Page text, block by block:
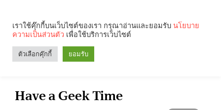
Search
Have a Geek Time
เราใช้คุ๊กกี้บนเว็บไซต์ของเรา กรุณาอ่านและยอมรับ นโยบาย
ความเป็นส่วนตัว เพื่อใช้บริการเว็บไซต์
ตัวเลือกคุ๊กกี้ ยอมรับ